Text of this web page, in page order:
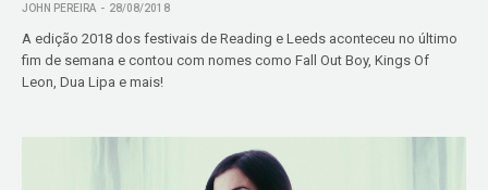
JOHN PEREIRA 28/08/2018
A edição 2018 dos festivais de Reading e Leeds aconteceu no último
fim de semana e contou com nomes como Fall Out Boy, Kings Of
Leon, Dua Lipa e mais!